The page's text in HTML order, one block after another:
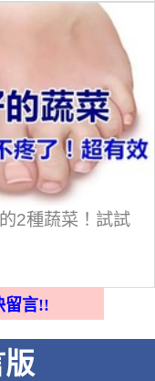
2種蔬菜！試試
留言!!